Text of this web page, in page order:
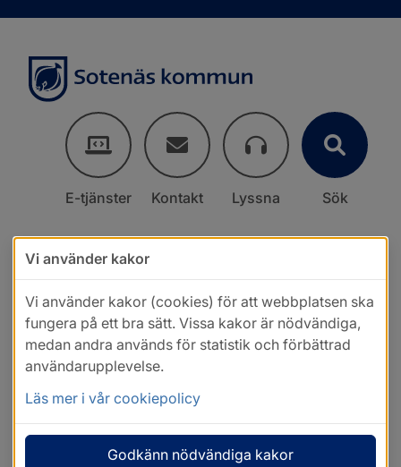
E-tjänster Kontakt Lyssna Sök
Vi använder kakor
Vi använder kakor (cookies) för att webbplatsen ska
fungera på ett bra sätt. Vissa kakor är nödvändiga,
medan andra används för statistik och förbättrad
användarupplevelse.
Läs mer i vår cookiepolicy
Godkänn nödvändiga kakor